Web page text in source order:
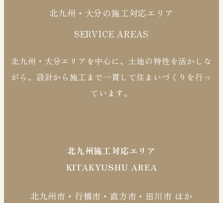
北九州・大分の施工対応エリア
SERVICE AREAS
北九州・大分エリアを中心に、土地の特性を活かしな
がら、設計から施工まで一貫して住まいづくりを行っ
ています。
北九州施工対応エリア
KITAKYUSHU AREA
北九州市・行橋市・直方市・田川市 ほか